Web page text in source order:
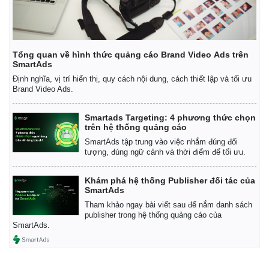
Kinh tế
Bất động sản
Khởi nghiệp
Thị trường
Giá vàng
Tiêu dùng
Tổng quan về hình thức quảng cáo Brand Video Ads trên
SmartAds
Định nghĩa, vị trí hiển thị, quy cách nội dung, cách thiết lập và tối ưu
Brand Video Ads.
Smartads Targeting: 4 phương thức chọn
trên hệ thống quảng cáo
SmartAds tập trung vào việc nhắm đúng đối
tượng, đúng ngữ cảnh và thời điểm để tối ưu.
Khám phá hệ thống Publisher đối tác của
SmartAds
Tham khảo ngay bài viết sau để nắm danh sách
publisher trong hệ thống quảng cáo của
SmartAds.